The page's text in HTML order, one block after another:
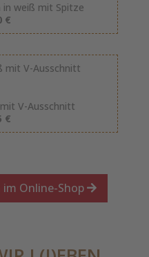
in weiß mit Spitze
€
V-Ausschnitt
€
Online-Shop